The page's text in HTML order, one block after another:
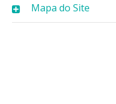
Mapa do Site